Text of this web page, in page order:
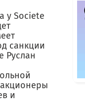
у Societe
санкции
Руслан
и